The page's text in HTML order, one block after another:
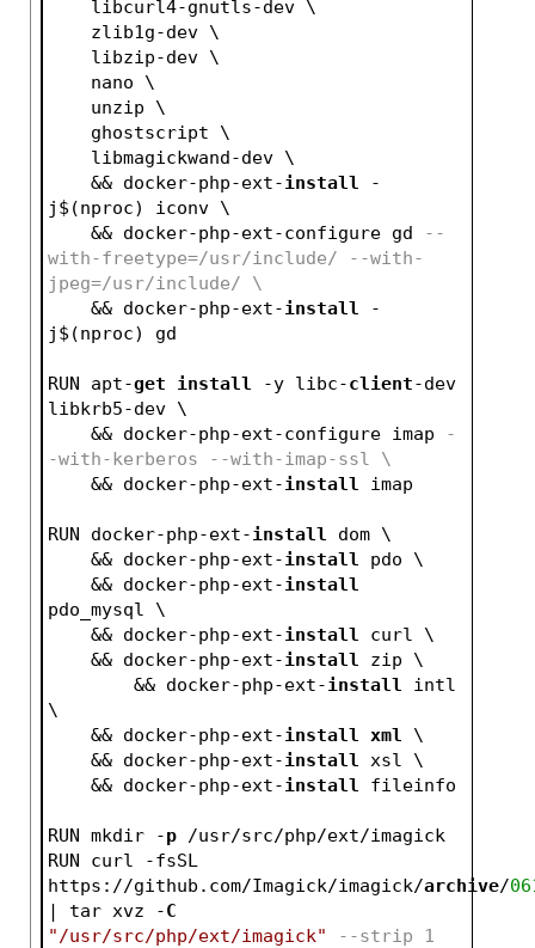
    libcurl4-gnutls-dev \
    zlib1g-dev \
    libzip-dev \
    nano \
    unzip \
    ghostscript \
    libmagickwand-dev \
    && docker-php-ext-
install
-
j$(nproc) iconv \
    && docker-php-ext-configure gd
--
with-freetype=/usr/include/ --with-
jpeg=/usr/include/ \
    && docker-php-ext-
install
-
j$(nproc) gd
RUN apt-get install -y libc-client-dev
libkrb5-dev \
    && docker-php-ext-configure imap
-
-with-kerberos --with-imap-ssl \
    && docker-php-ext-
install imap
RUN docker-php-ext-install
dom \
    && docker-php-ext-
install
pdo \
    && docker-php-ext-
install
pdo_mysql \
    && docker-php-ext-
install
curl \
    && docker-php-ext-
install
zip \
	&& docker-php-ext-
install
intl
\
    && docker-php-ext-
install xml
\
    && docker-php-ext-
install
xsl \
    && docker-php-ext-
install fileinfo
RUN mkdir -p /usr/src/php/ext/imagick
RUN curl -fsSL
https://github.com/Imagick/imagick/archive/
| tar xvz -C
"/usr/src/php/ext/imagick"
--strip 1